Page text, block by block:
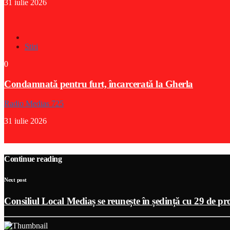
31 iulie 2026
Stiri
0
Condamnată pentru furt, încarcerată la Gherla
Radio Medias 725
31 iulie 2026
Continue reading
Next post
Consiliul Local Mediaș se reunește în ședință cu 29 de